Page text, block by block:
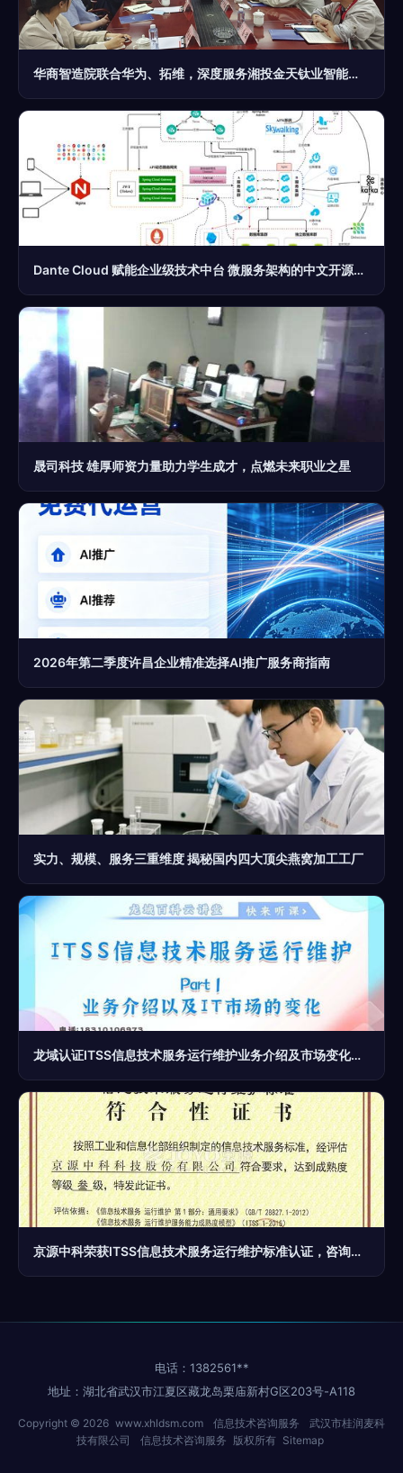
华商智造院联合华为、拓维，深度服务湘投金天钛业智能工厂建设规划研讨会顺利召开
Dante Cloud 赋能企业级技术中台 微服务架构的中文开源新生态
晟司科技 雄厚师资力量助力学生成才，点燃未来职业之星
2026年第二季度许昌企业精准选择AI推广服务商指南
实力、规模、服务三重维度 揭秘国内四大顶尖燕窝加工工厂
龙域认证ITSS信息技术服务运行维护业务介绍及市场变化下的IT咨询服务趋势
京源中科荣获ITSS信息技术服务运行维护标准认证，咨询服务实力再升级
电话：1382561**
地址：湖北省武汉市江夏区藏龙岛栗庙新村G区203号-A118
Copyright © 2026 www.xhldsm.com 信息技术咨询服务
武汉市桂润麦科
技有限公司
信息技术咨询服务 版权所有 Sitemap